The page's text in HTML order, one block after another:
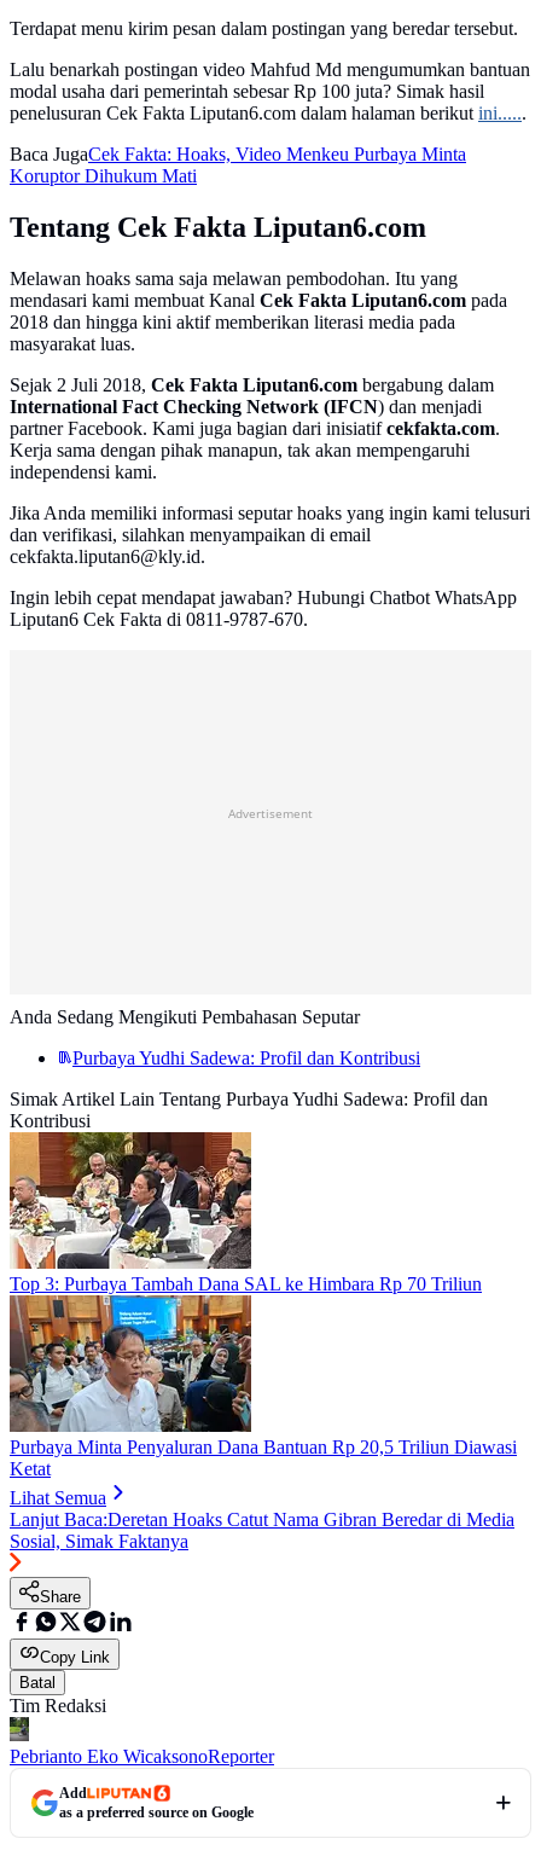
Terdapat menu kirim pesan dalam postingan yang beredar tersebut.
Lalu benarkah postingan video Mahfud Md mengumumkan bantuan
modal usaha dari pemerintah sebesar Rp 100 juta? Simak hasil
penelusuran Cek Fakta Liputan6.com dalam halaman berikut ini......
Baca JugaCek Fakta: Hoaks, Video Menkeu Purbaya Minta
Koruptor Dihukum Mati
Tentang Cek Fakta Liputan6.com
Melawan hoaks sama saja melawan pembodohan. Itu yang
mendasari kami membuat Kanal Cek Fakta Liputan6.com pada
2018 dan hingga kini aktif memberikan literasi media pada
masyarakat luas.
Sejak 2 Juli 2018, Cek Fakta Liputan6.com bergabung dalam
International Fact Checking Network (IFCN) dan menjadi
partner Facebook. Kami juga bagian dari inisiatifcekfakta.com.
Kerja sama dengan pihak manapun, tak akan mempengaruhi
independensi kami.
Jika Anda memiliki informasi seputar hoaks yang ingin kami telusuri
dan verifikasi, silahkan menyampaikan di email
cekfakta.liputan6@kly.id.
Ingin lebih cepat mendapat jawaban? Hubungi Chatbot WhatsApp
Liputan6 Cek Fakta di 0811-9787-670.
Advertisement
Anda Sedang Mengikuti Pembahasan Seputar
Purbaya Yudhi Sadewa: Profil dan Kontribusi
Simak Artikel Lain Tentang Purbaya Yudhi Sadewa: Profil dan
Kontribusi
Top 3: Purbaya Tambah Dana SAL ke Himbara Rp 70 Triliun
Purbaya Minta Penyaluran Dana Bantuan Rp 20,5 Triliun Diawasi
Ketat
Lihat Semua
Lanjut Baca:Deretan Hoaks Catut Nama Gibran Beredar di Media
Sosial, Simak Faktanya
Share
Copy Link
Batal
Tim Redaksi
Pebrianto Eko WicaksonoReporter
Add
as a preferred source on Google